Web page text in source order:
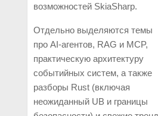
возможностей SkiaSharp.
Отдельно выделяются темы
про AI-агентов, RAG и MCP,
практическую архитектуру
событийных систем, а также
разборы Rust (включая
неожиданный UB и границы